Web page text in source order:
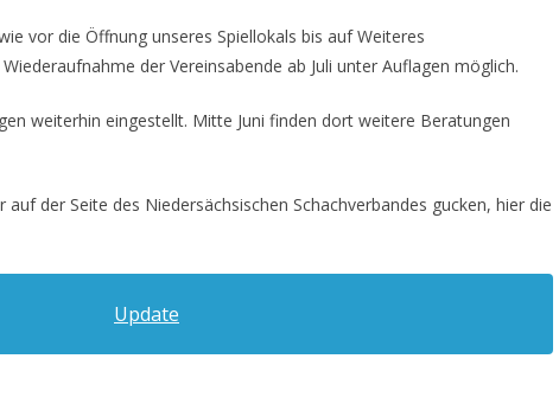
vor die Öffnung unseres Spiellokals bis auf Weiteres
der Vereinsabende ab Juli unter Auflagen möglich.
weiterhin eingestellt. Mitte Juni finden dort weitere Beratungen
der Seite des Niedersächsischen Schachverbandes gucken, hier die
Update